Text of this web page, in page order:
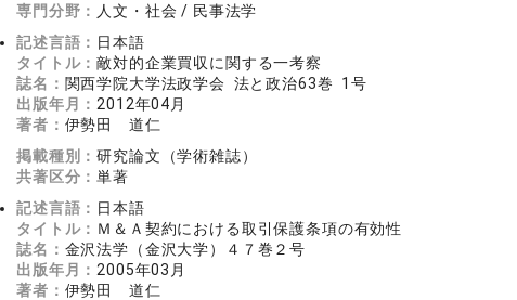
専門分野： 人文・社会 / 民事法学
記述言語： 日本語
タイトル：敵対的企業買収に関する一考察
誌名： 関西学院大学法政学会 法と政治63巻 1号
出版年月： 2012年04月
著者： 伊勢田 道仁
掲載種別：研究論文（学術雑誌）
共著区分：単著
記述言語： 日本語
タイトル： Ｍ＆Ａ契約における取引保護条項の有効性
誌名： 金沢法学（金沢大学）４７巻２号
出版年月： 2005年03月
著者： 伊勢田 道仁